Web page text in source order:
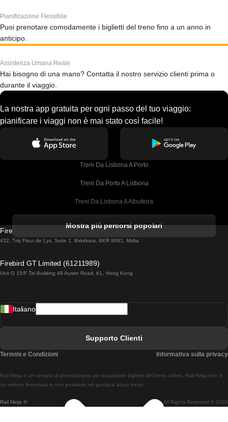
Pianificazione Flessibile
Puoi prenotare comodamente i biglietti del treno fino a un anno in
anticipo.
Assistenza Umana Reale
Hai bisogno di una mano? Contatta il nostro servizio clienti prima o
durante il viaggio.
La nostra app gratuita per ogni passo del tuo viaggio:
pianificare i viaggi non è mai stato così facile!
Treni Da Lisbona A Porto
Treni Da Porto A Lisbona
Treni Da Lisbona A Albufeira
Treni Da Lisbona A Lagos
Treni Da Lisbona A Madrid
Treni Da Lisbon A Braga
Treni Da Braga A Lisbona
Mostra più percorsi popolari
Firebird GT Limited (OC 1451)
432, Triq Fleur de Lys, Suite 1, Birkirkara, BKR 9061, Malta
Firebird GT Limited (61211989)
Unit G 15/F Tal Building 49 Austin Road, KL, Hong Kong
Rail Ninja ® All Rights Reserved © 2026
Rail Ninja è un servizio di prenotazione per acquistare biglietti del treno online. Rail Ninja non è
un vettore ferroviario e non possiede né gestisce alcun treno.
Italiano
Supporto Clienti
Termini e Condizioni Informativa sulla privacy